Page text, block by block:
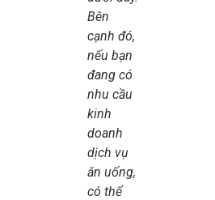
Bên
cạnh đó,
nếu bạn
đang có
nhu cầu
kinh
doanh
dịch vụ
ăn uống,
có thể